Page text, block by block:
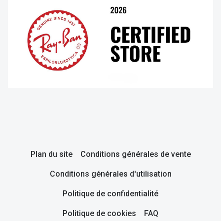
Plan du site Conditions générales de vente
Conditions générales d'utilisation
Politique de confidentialité
Politique de cookies FAQ